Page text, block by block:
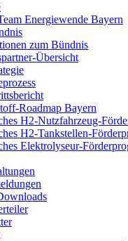
Energiewende Bayern
zum Bündnis
Übersicht
Roadmap Bayern
H2-Nutzfahrzeug-
H2-Tankstellen-
Elektrolyseur-